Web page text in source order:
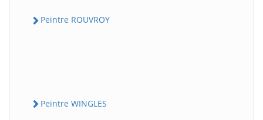
Peintre ROUVROY
Peintre WINGLES